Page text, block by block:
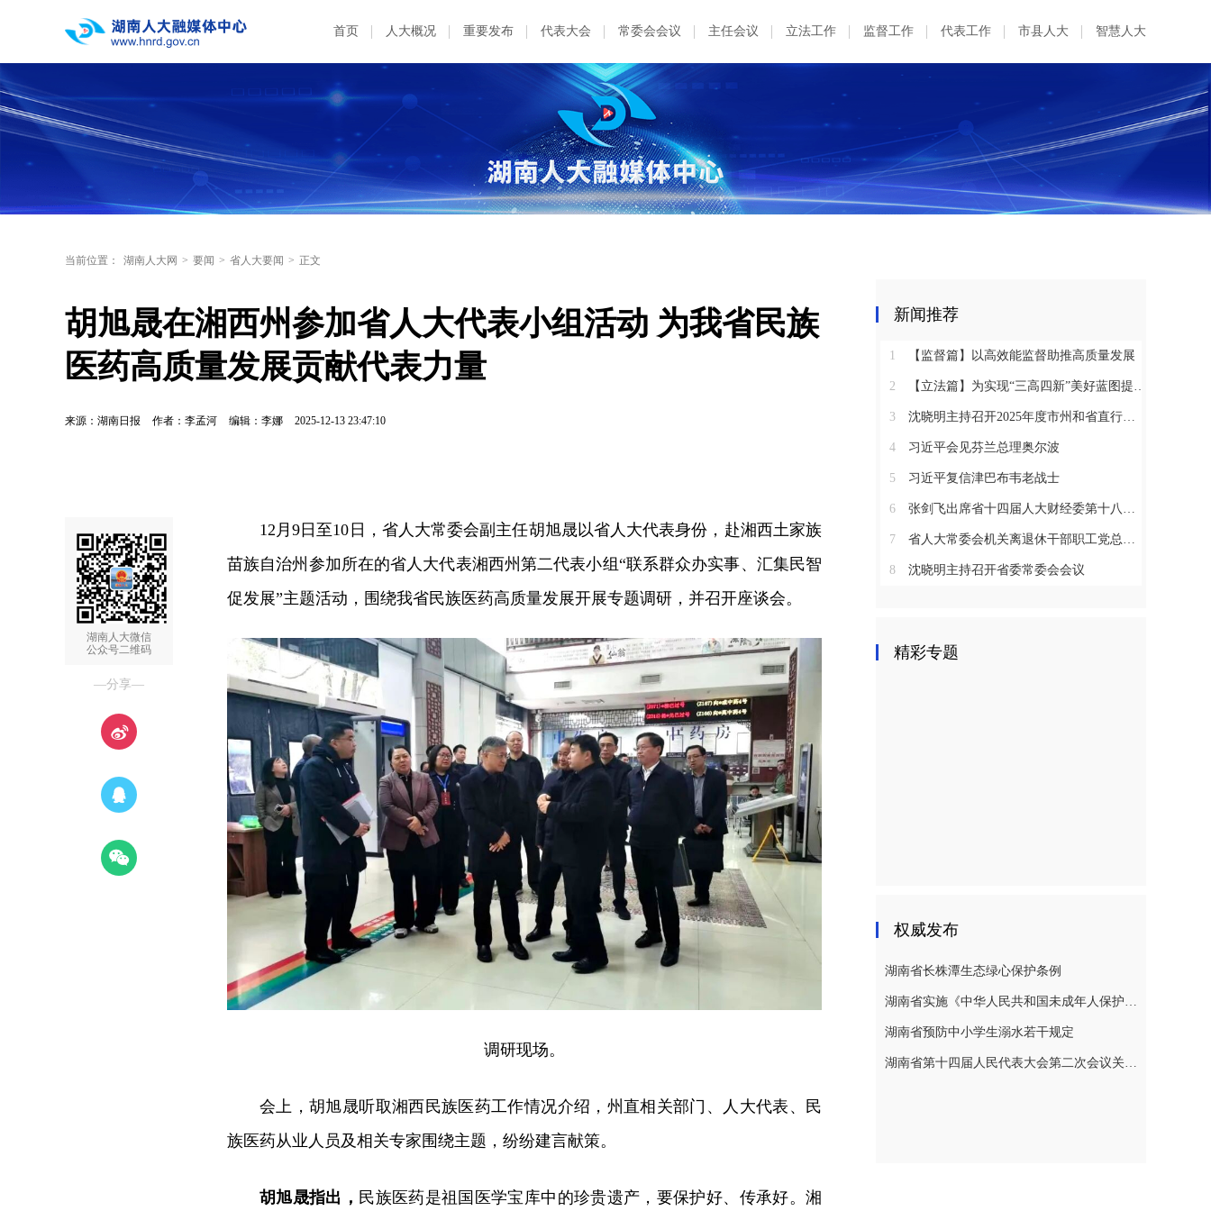
首页 人大概况 重要发布 代表大会 常委会会议 主任会议 立法工作 监督工作 代表工作 市县人大 智慧人大
当前位置： 湖南人大网 > 要闻 > 省人大要闻 > 正文
胡旭晟在湘西州参加省人大代表小组活动 为我省民族
医药高质量发展贡献代表力量
来源：湖南日报 作者：李孟河 编辑：李娜 2025-12-13 23:47:10
湖南人大微信
公众号二维码
—分享—
12月9日至10日，省人大常委会副主任胡旭晟以省人大代表身份，赴湘西土家族
苗族自治州参加所在的省人大代表湘西州第二代表小组“联系群众办实事、汇集民智
促发展”主题活动，围绕我省民族医药高质量发展开展专题调研，并召开座谈会。
调研现场。
会上，胡旭晟听取湘西民族医药工作情况介绍，州直相关部门、人大代表、民
族医药从业人员及相关专家围绕主题，纷纷建言献策。
胡旭晟指出， 民族医药是祖国医学宝库中的珍贵遗产，要保护好、传承好。湘
新闻推荐
1 【监督篇】以高效能监督助推高质量发展
2 【立法篇】为实现“三高四新”美好蓝图提供坚实法治保障
3 沈晓明主持召开2025年度市州和省直行业系统党（工）委书记抓基层党建工作述职评议会议
4 习近平会见芬兰总理奥尔波
5 习近平复信津巴布韦老战士
6 张剑飞出席省十四届人大财经委第十八次全体会议
7 省人大常委会机关离退休干部职工党总支召开2025年度总结表彰大会
8 沈晓明主持召开省委常委会会议
精彩专题
权威发布
湖南省长株潭生态绿心保护条例
湖南省实施《中华人民共和国未成年人保护法》若干规定
湖南省预防中小学生溺水若干规定
湖南省第十四届人民代表大会第二次会议关于湖南省人民代表大会常务委员会工作报告的决议